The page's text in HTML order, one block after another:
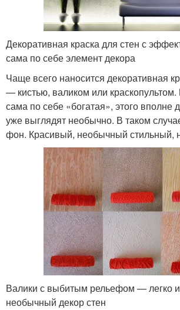
Декоративная краска для стен с
сама по себе элемент декора
Чаще всего наносится декоративная
— кистью, валиком или
сама по себе «богатая», этого вполне
уже выглядят необычно. В таком
фон. Красивый, необычный стильный,
Валики с выбитым рельефом — легко и
необычный декор стен